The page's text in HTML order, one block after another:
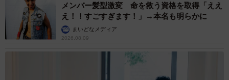
メンバー髪型激変 命を救う資格を取得「ええ
え！！すごすぎます！」→本名も明らかに
まいどなメディア
2026.08.09